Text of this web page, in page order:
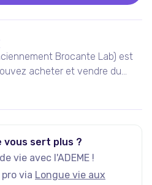
Brocante Lab) est
acheter et vendre du
uniques de seconde main,
sert plus ?
vie avec l'ADEME !
via Longue vie aux